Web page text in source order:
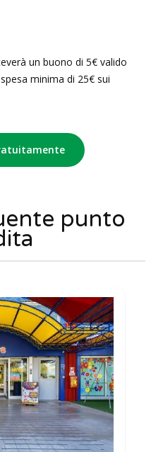
un buono di 5€ valido
minima di 25€ sui
punto